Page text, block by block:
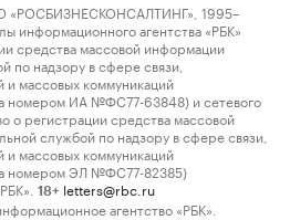
1995–
информационного агентства «РБК»
средства массовой информации
по надзору в сфере связи,
массовых коммуникаций
номером ИА №ФС77-63848) и сетевого
о регистрации средства массовой
службой по надзору в сфере связи,
массовых коммуникаций
номером ЭЛ №ФС77-82385)
18+ letters@rbc.ru
агентство «РБК».